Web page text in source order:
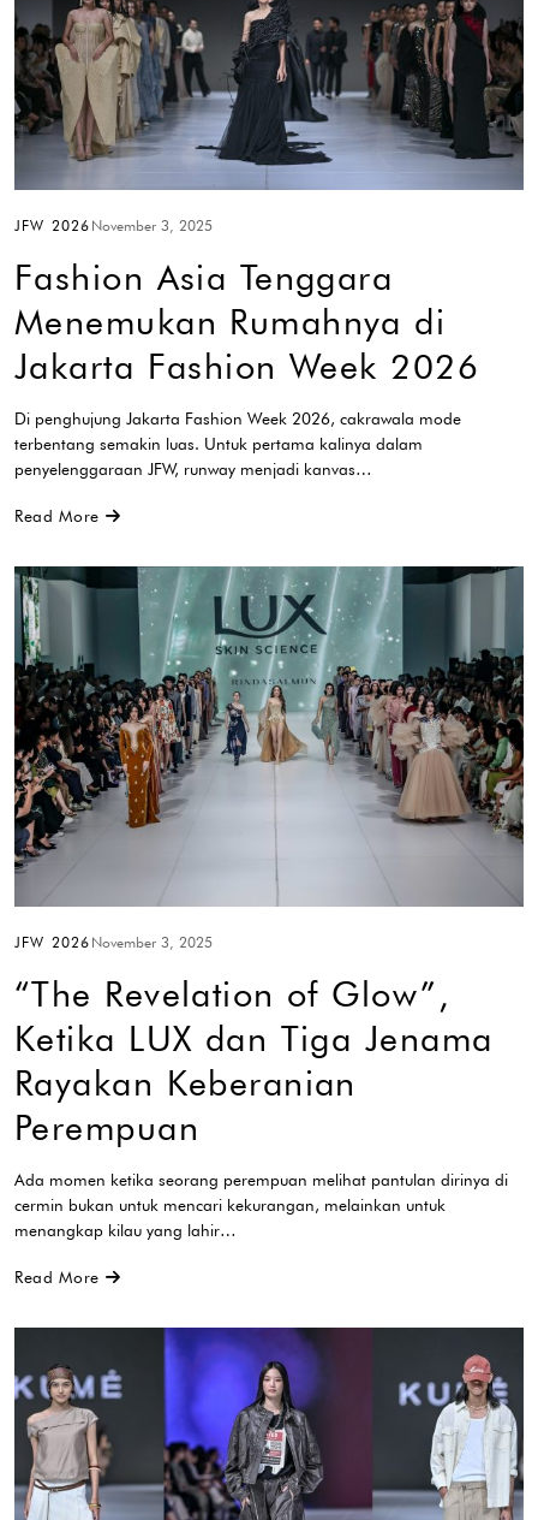
JFW 2026 November 3, 2025
Fashion Asia Tenggara
Menemukan Rumahnya di
Jakarta Fashion Week 2026
Di penghujung Jakarta Fashion Week 2026, cakrawala mode
terbentang semakin luas. Untuk pertama kalinya dalam
penyelenggaraan JFW, runway menjadi kanvas…
Read More
JFW 2026 November 3, 2025
“The Revelation of Glow”,
Ketika LUX dan Tiga Jenama
Rayakan Keberanian
Perempuan
Ada momen ketika seorang perempuan melihat pantulan dirinya di
cermin bukan untuk mencari kekurangan, melainkan untuk
menangkap kilau yang lahir…
Read More